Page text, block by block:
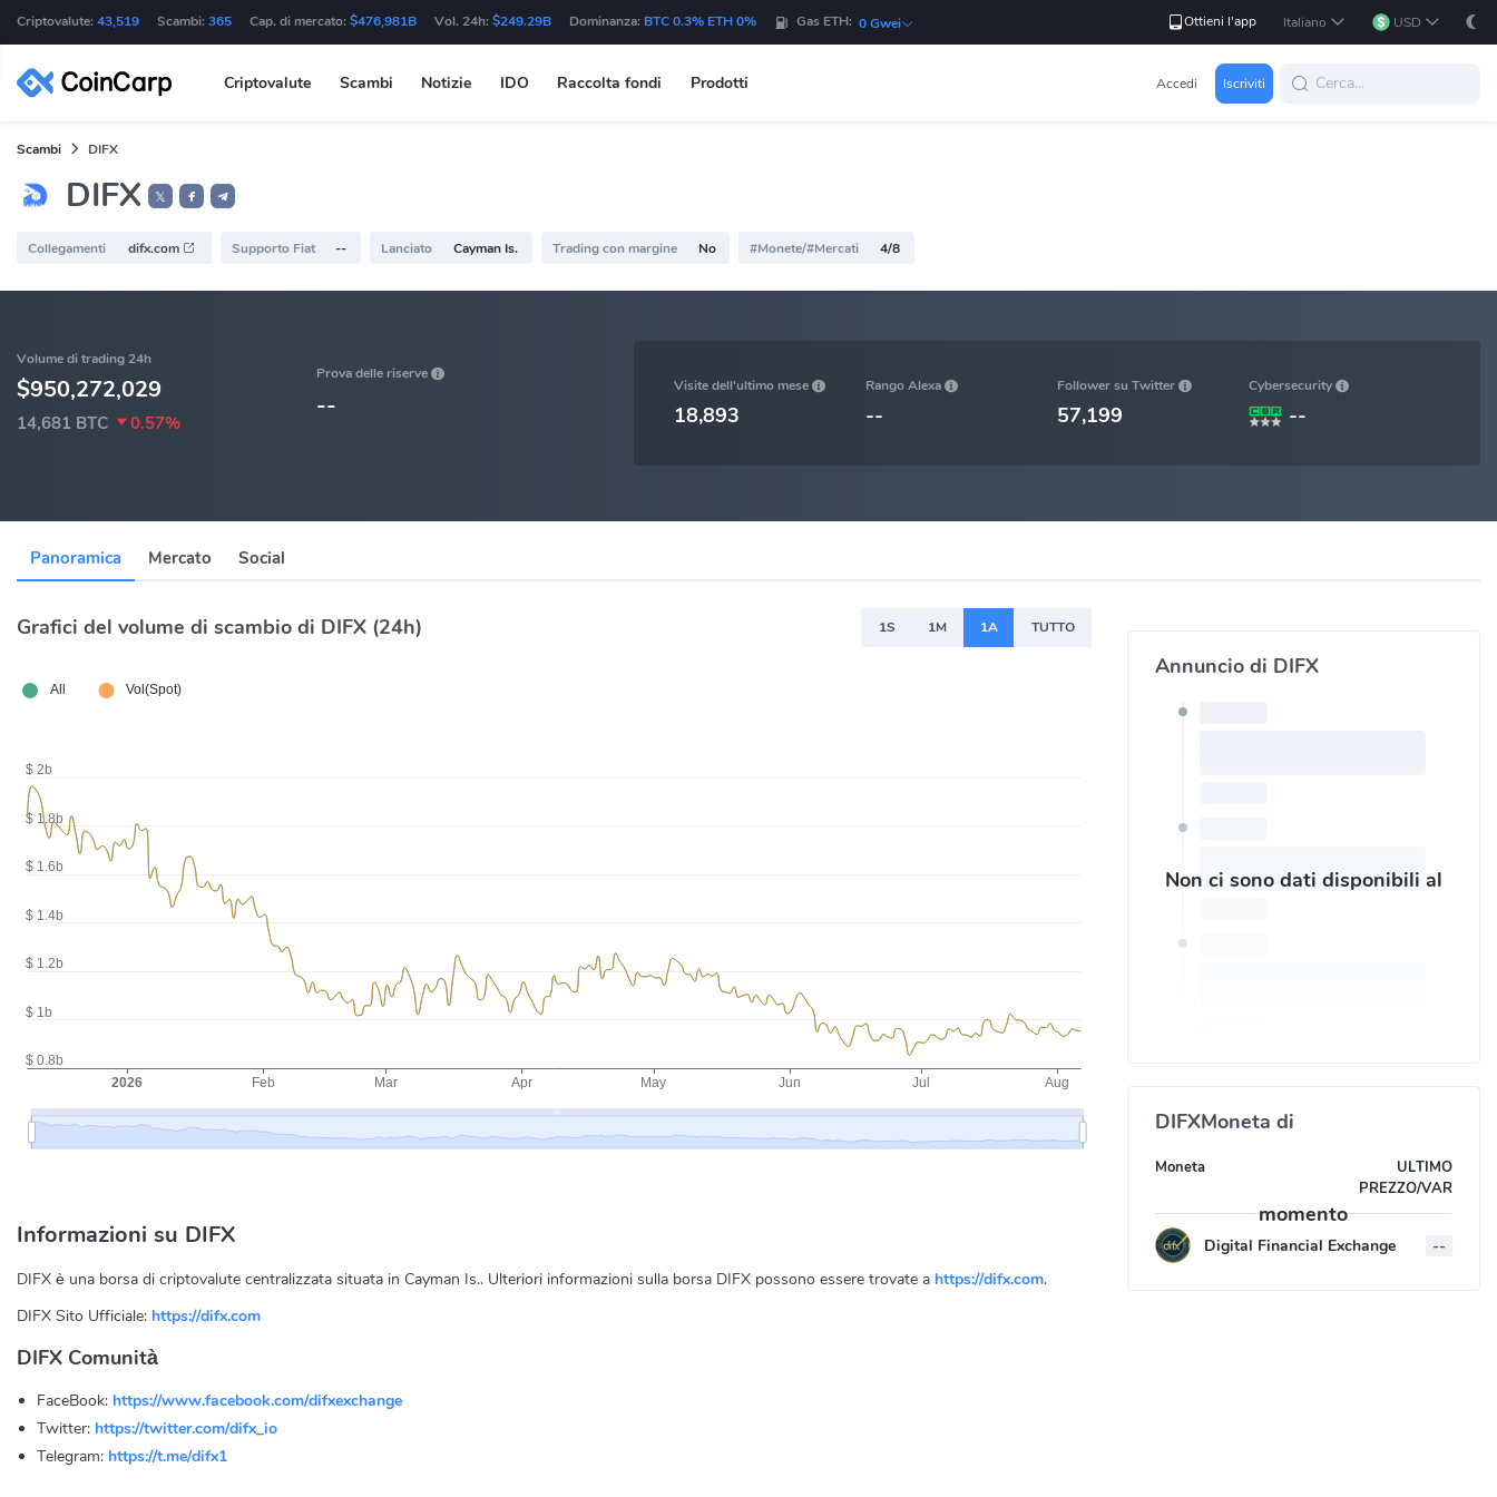
Criptovalute: 43,519 Scambi: 365 Cap. di mercato: $476,981B Vol. 24h: $249.29B Dominanza: BTC 0.3% ETH 0% Gas ETH: 0 Gwei Ottieni l'app Italiano USD
Criptovalute Scambi Notizie IDO Raccolta fondi Prodotti Accedi Iscriviti
Scambi DIFX
DIFX 𝕏
Collegamenti difx.com Supporto Fiat -- Lanciato Cayman Is. Trading con margine No #Monete/#Mercati 4/8
Volume di trading 24h
$950,272,029
14,681 BTC 0.57%
Prova delle riserve
--
Visite dell'ultimo mese
18,893
Rango Alexa
--
Follower su Twitter
57,199
Cybersecurity
--
Panoramica Mercato Social
Grafici del volume di scambio di DIFX (24h) 1S 1M 1A TUTTO
Informazioni su DIFX
DIFX è una borsa di criptovalute centralizzata situata in Cayman Is.. Ulteriori informazioni sulla borsa DIFX possono essere trovate a https://difx.com.
DIFX Sito Ufficiale: https://difx.com
DIFX Comunità
FaceBook: https://www.facebook.com/difxexchange
Twitter: https://twitter.com/difx_io
Telegram: https://t.me/difx1
Annuncio di DIFX
Non ci sono dati disponibili al
momento
DIFXMoneta di
Moneta
ULTIMO
PREZZO/VAR
Digital Financial Exchange --